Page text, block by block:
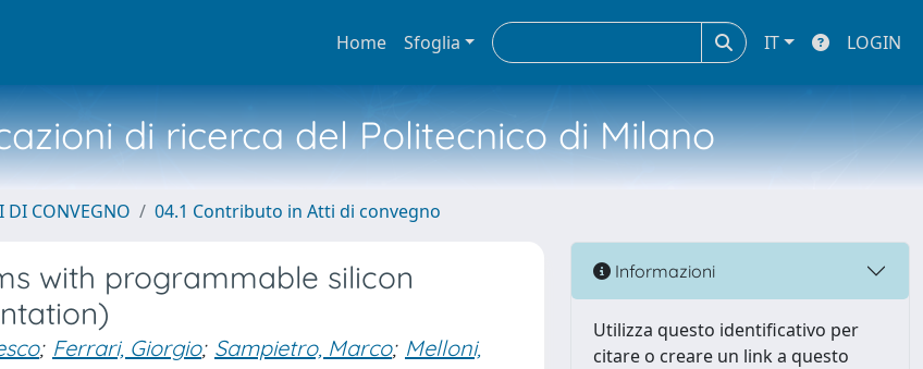
Home Sfoglia IT LOGIN
di ricerca del Politecnico di Milano
DI CONVEGNO 04.1 Contributo in Atti di convegno
with programmable silicon
; Ferrari, Giorgio; Sampietro, Marco; Melloni,
Informazioni
Utilizza questo identificativo per
citare o creare un link a questo